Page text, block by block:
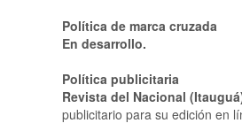
Política de marca cruzada
En desarrollo.
Política publicitaria
Revista del Nacional
publicitario para su edición en